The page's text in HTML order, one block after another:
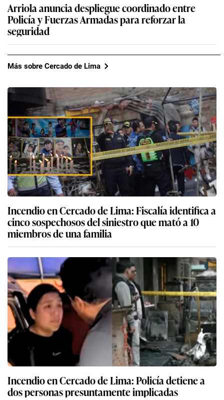
Arriola anuncia despliegue coordinado entre
Policía y Fuerzas Armadas para reforzar la
seguridad
Más sobre Cercado de Lima
Incendio en Cercado de Lima: Fiscalía identifica a
cinco sospechosos del siniestro que mató a 10
miembros de una familia
Incendio en Cercado de Lima: Policía detiene a
dos personas presuntamente implicadas